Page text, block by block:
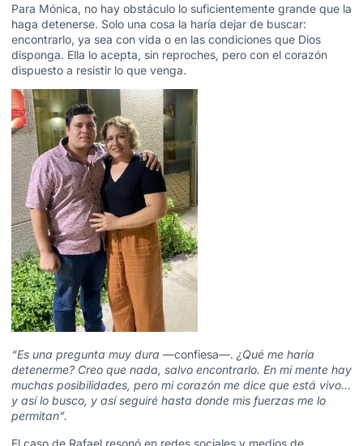
Para Mónica, no hay obstáculo lo suficientemente grande que la
haga detenerse. Solo una cosa la haría dejar de buscar:
encontrarlo, ya sea con vida o en las condiciones que Dios
disponga. Ella lo acepta, sin reproches, pero con el corazón
dispuesto a resistir lo que venga.
“Es una pregunta muy dura —confiesa—. ¿Qué me haría
detenerme? Creo que nada, salvo encontrarlo. En mi mente hay
muchas posibilidades, pero mi corazón me dice que está vivo…
y así lo busco, y así seguiré hasta donde mis fuerzas me lo
permitan”.
El caso de Rafael resonó en redes sociales y medios de